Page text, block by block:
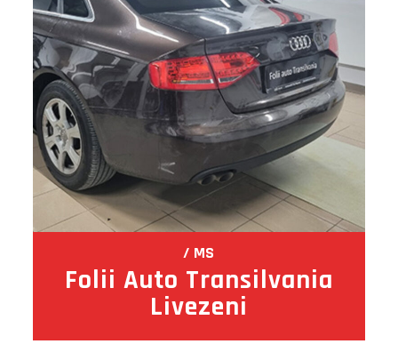
MS
Folii Auto Transilvania
Livezeni